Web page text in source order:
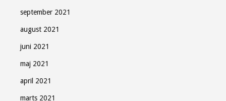
september 2021
august 2021
juni 2021
maj 2021
april 2021
marts 2021